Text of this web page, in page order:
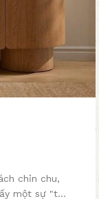
chỉn chu,
một sự "t...